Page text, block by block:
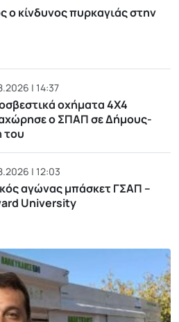
ο κίνδυνος πυρκαγιάς στην
| 14:37
οχήματα 4Χ4
ο ΣΠΑΠ σε Δήμους-
του
| 12:03
αγώνας μπάσκετ ΓΣΑΠ –
University